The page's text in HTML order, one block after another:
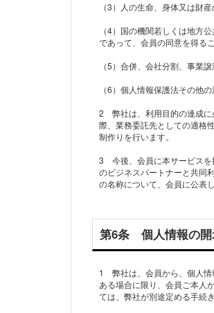
（3）人の生命、身体又は財
（4）国の機関若しくは地方
であって、会員の同意を得る
（5）合併、会社分割、事業
（6）個人情報保護法その他
2 弊社は、利用目的の達成に
際、業務委託先としての適格
制作りを行います。
3 今後、会員に本サービスを
のビジネスパートナーと共同
の名称について、会員に公表
第6条 個人情報の開
1 弊社は、会員から、個人情
ある場合に限り、会員ご本人
ては、弊社が別途定める手続